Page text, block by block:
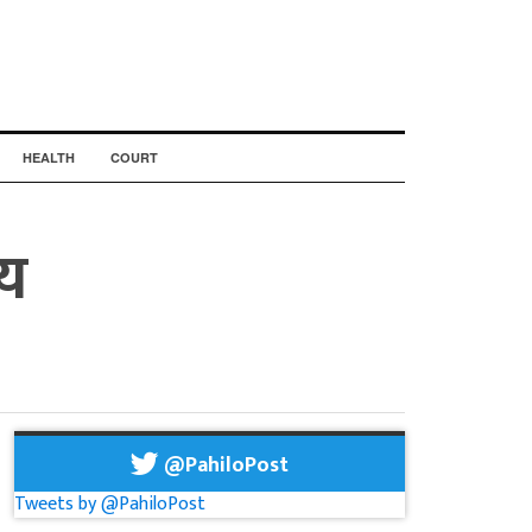
HEALTH COURT
@PahiloPost
Tweets by @PahiloPost